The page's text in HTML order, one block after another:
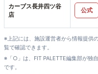
カーブス長井四ツ谷
店
公式
※上記には、施設運営者から情報提供
覧で確認できます。
※「○」は、FIT PALETTE編集部が独
です。